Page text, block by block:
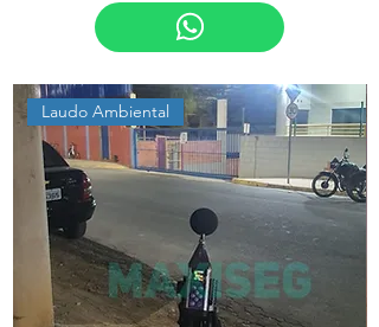
Laudo Ambiental